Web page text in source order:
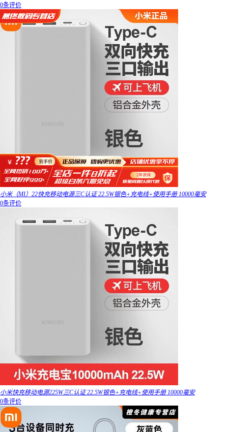
0条评价
小米（MI）22快充移动电源三C认证 22.5W银色+充电线+使用手册 10000毫安
0条评价
小米快充移动电源225W三C认证 22.5W银色+充电线+使用手册 10000毫安
0条评价